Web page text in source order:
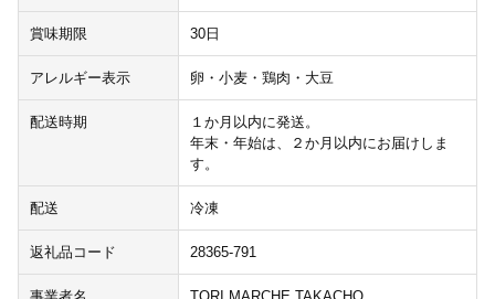
賞味期限 30日
アレルギー表示 卵・小麦・鶏肉・大豆
配送時期
１か月以内に発送。
年末・年始は、２か月以内にお届けしま
す。
配送 冷凍
返礼品コード 28365-791